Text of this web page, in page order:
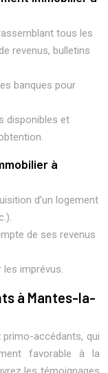
tous les
revenus, bulletins
banques pour
disponibles et
à
d’un logement
de ses revenus
imprévus.
à Mantes-la-
accédants, qui
favorable à la